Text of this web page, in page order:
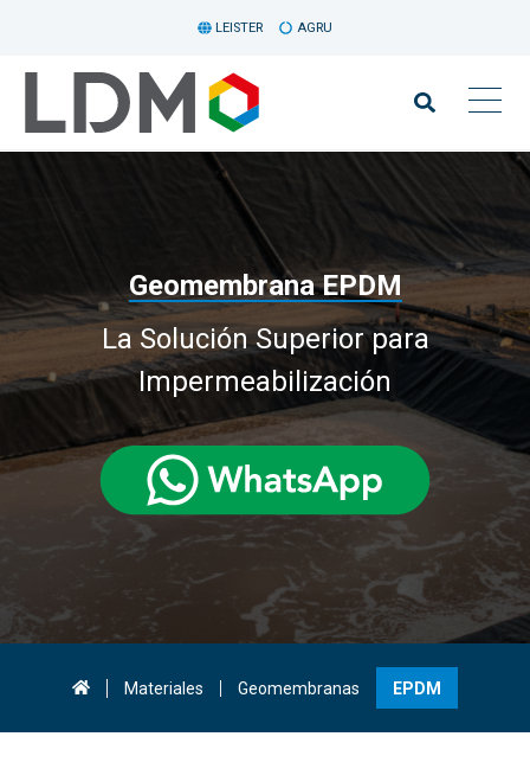
LEISTER AGRU
Geomembrana EPDM
La Solución Superior para
Impermeabilización
Materiales Geomembranas EPDM